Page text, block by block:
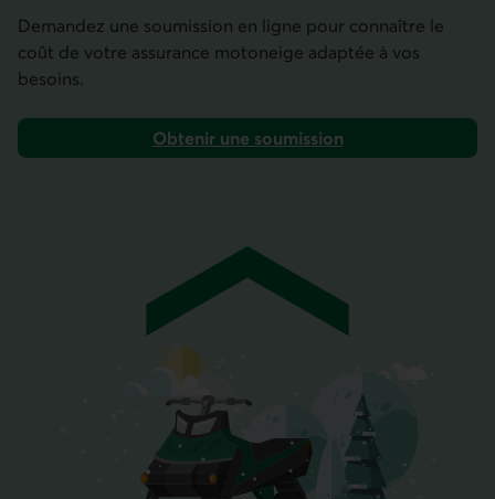
Demandez une soumission en ligne pour connaître le
coût de votre assurance motoneige adaptée à vos
besoins.
Obtenir une soumission